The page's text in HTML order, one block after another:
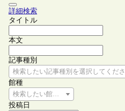
詳細検索
タイトル
本文
記事種別
検索したい記事種別を選択してくだ
館種
検索したい館種を選択してください
投稿日